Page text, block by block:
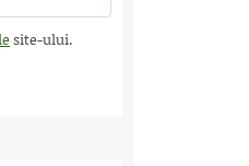
site-ului.